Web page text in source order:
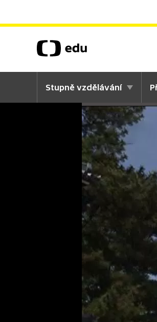
Stupně vzdělávání